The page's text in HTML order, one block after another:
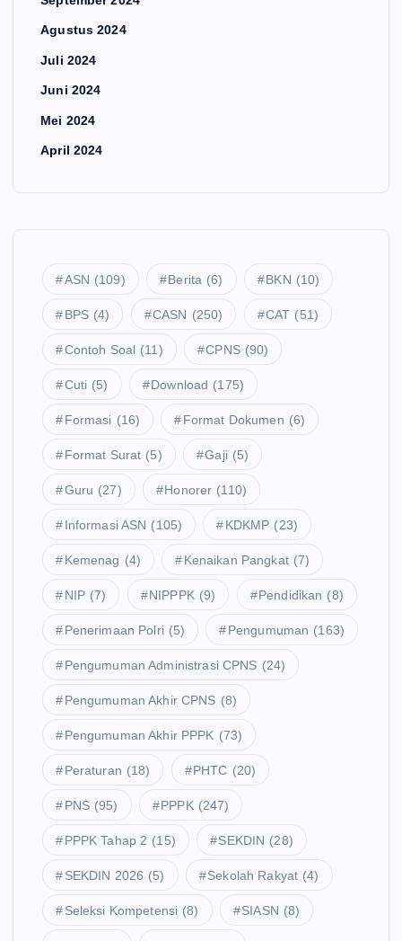
Agustus 2024
Juli 2024
Juni 2024
Mei 2024
April 2024
ASN (109) Berita (6) BKN (10)
BPS (4) CASN (250) CAT (51)
Contoh Soal (11) CPNS (90)
Cuti (5) Download (175)
Formasi (16) Format Dokumen (6)
Format Surat (5) Gaji (5)
Guru (27) Honorer (110)
Informasi ASN (105) KDKMP (23)
Kemenag (4) Kenaikan Pangkat (7)
NIP (7) NIPPPK (9) Pendidikan (8)
Penerimaan Polri (5) Pengumuman (163)
Pengumuman Administrasi CPNS (24)
Pengumuman Akhir CPNS (8)
Pengumuman Akhir PPPK (73)
Peraturan (18) PHTC (20)
PNS (95) PPPK (247)
PPPK Tahap 2 (15) SEKDIN (28)
SEKDIN 2026 (5) Sekolah Rakyat (4)
Seleksi Kompetensi (8) SIASN (8)